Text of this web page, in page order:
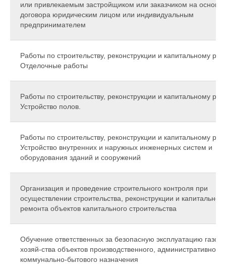
или привлекаемым застройщиком или заказчиком на
договора юридическим лицом или индивидуальным
предпринимателем
Работы по строительству, реконструкции и капитальному
Отделочные работы
Работы по строительству, реконструкции и капитальному
Устройство полов.
Работы по строительству, реконструкции и капитальному
Устройство внутренних и наружных инженерных систем и
оборудования зданий и сооружений
Организация и проведение строительного контроля при
осуществлении строительства, реконструкции и капитального
ремонта объектов капитального строительства
Обучение ответственных за безопасную эксплуатацию
хозяй-ства объектов производственного, административного
коммунально-бытового назначения